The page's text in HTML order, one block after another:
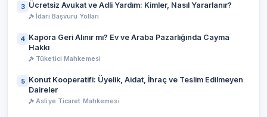
3 Ücretsiz Avukat ve Adli Yardım: Kimler, Nasıl Yararlanır?
İdari Başvuru Yolları
4 Kapora Geri Alınır mı? Ev ve Araba Pazarlığında Cayma
Hakkı
Tüketici Mahkemesi
5 Konut Kooperatifi: Üyelik, Aidat, İhraç ve Teslim Edilmeyen
Daireler
Asliye Ticaret Mahkemesi